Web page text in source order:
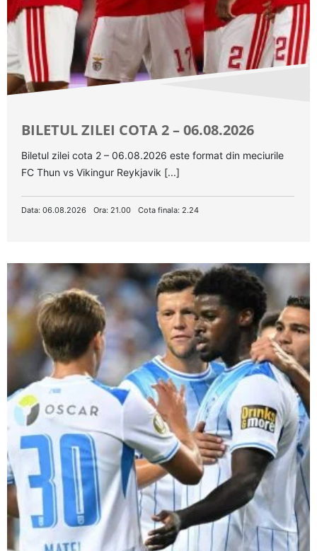
BILETUL ZILEI COTA 2 – 06.08.2026
Biletul zilei cota 2 – 06.08.2026 este format din meciurile
FC Thun vs Vikingur Reykjavik [...]
Data: 06.08.2026 Ora: 21.00 Cota finala: 2.24